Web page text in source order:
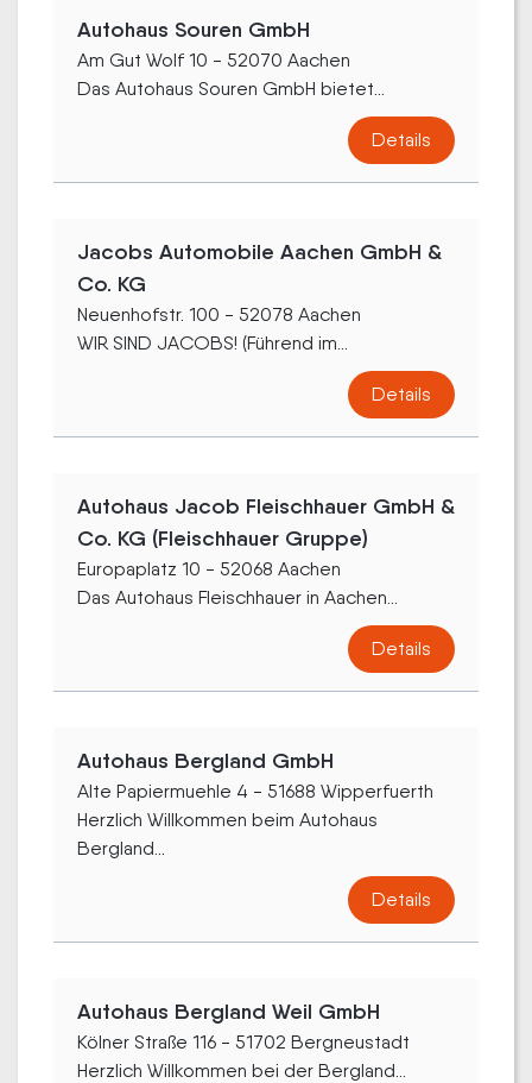
Autohaus Souren GmbH
Am Gut Wolf 10 - 52070 Aachen
Das Autohaus Souren GmbH bietet...
Details
Jacobs Automobile Aachen GmbH &
Co. KG
Neuenhofstr. 100 - 52078 Aachen
WIR SIND JACOBS! (Führend im...
Details
Autohaus Jacob Fleischhauer GmbH &
Co. KG (Fleischhauer Gruppe)
Europaplatz 10 - 52068 Aachen
Das Autohaus Fleischhauer in Aachen...
Details
Autohaus Bergland GmbH
Alte Papiermuehle 4 - 51688 Wipperfuerth
Herzlich Willkommen beim Autohaus
Bergland...
Details
Autohaus Bergland Weil GmbH
Kölner Straße 116 - 51702 Bergneustadt
Herzlich Willkommen bei der Bergland...